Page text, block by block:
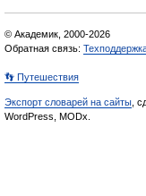
© Академик, 2000-2026
Обратная связь:
👣 Путешествия
Экспорт словарей на сайты ,
WordPress, MODx.